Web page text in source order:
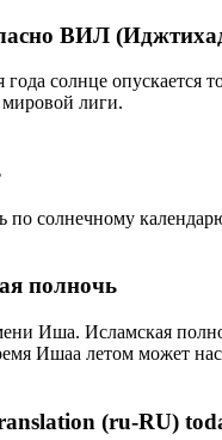
ВИЛ
года солнце опускается
лиги.
полночь
Иша. Исламская
Ишаа летом может
(ru-RU)